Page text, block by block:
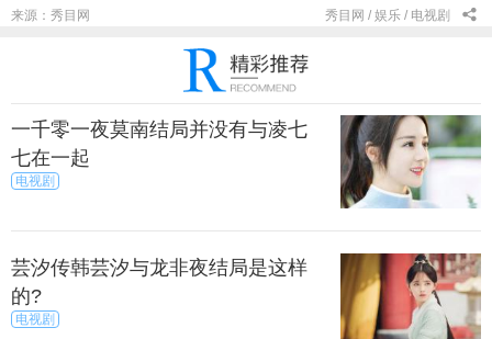
来源：秀目网 秀目网 / 娱乐 / 电视剧
一千零一夜莫南结局并没有与凌七
七在一起
电视剧
芸汐传韩芸汐与龙非夜结局是这样
的?
电视剧